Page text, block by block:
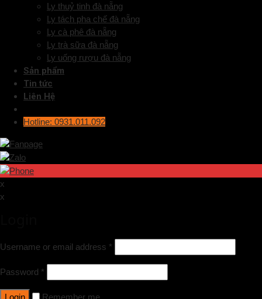
Ly thuỷ tinh đà nẵng
Ly tách pha chế đà nẵng
Ly cà phê đà nẵng
Ly trà sữa đà nẵng
Ly uống rượu đà nẵng
Sản phẩm
Tin tức
Liên Hệ
Hotline: 0931.011.092
x
x
Username or email address *
Password *